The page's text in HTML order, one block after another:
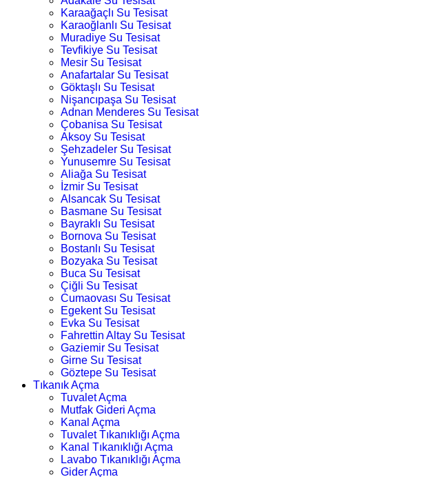
Karaağaçlı Su Tesisat
Karaoğlanlı Su Tesisat
Muradiye Su Tesisat
Tevfikiye Su Tesisat
Mesir Su Tesisat
Anafartalar Su Tesisat
Göktaşlı Su Tesisat
Nişancıpaşa Su Tesisat
Adnan Menderes Su Tesisat
Çobanisa Su Tesisat
Aksoy Su Tesisat
Şehzadeler Su Tesisat
Yunusemre Su Tesisat
Aliağa Su Tesisat
İzmir Su Tesisat
Alsancak Su Tesisat
Basmane Su Tesisat
Bayraklı Su Tesisat
Bornova Su Tesisat
Bostanlı Su Tesisat
Bozyaka Su Tesisat
Buca Su Tesisat
Çiğli Su Tesisat
Cumaovası Su Tesisat
Egekent Su Tesisat
Evka Su Tesisat
Fahrettin Altay Su Tesisat
Gaziemir Su Tesisat
Girne Su Tesisat
Göztepe Su Tesisat
Tıkanık Açma
Tuvalet Açma
Mutfak Gideri Açma
Kanal Açma
Tuvalet Tıkanıklığı Açma
Kanal Tıkanıklığı Açma
Lavabo Tıkanıklığı Açma
Gider Açma